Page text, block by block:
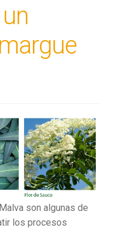
son algunas de
los procesos